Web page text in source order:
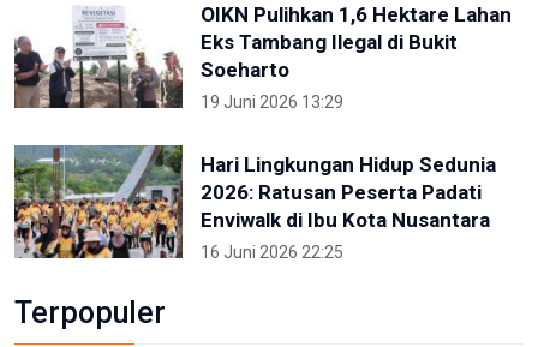
OIKN Pulihkan 1,6 Hektare Lahan
Eks Tambang Ilegal di Bukit
Soeharto
19 Juni 2026 13:29
Hari Lingkungan Hidup Sedunia
2026: Ratusan Peserta Padati
Enviwalk di Ibu Kota Nusantara
16 Juni 2026 22:25
Terpopuler